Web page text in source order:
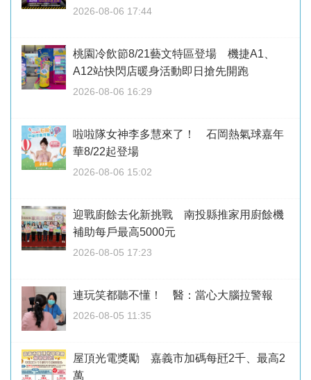
2026-08-06 17:44
桃園冷飲節8/21藝文特區登場 機捷A1、
A12站快閃店暖身活動即日搶先開跑
2026-08-06 16:29
啦啦隊女神李多慧來了！ 石岡熱氣球嘉年
華8/22起登場
2026-08-06 15:02
迎戰廚餘去化新挑戰 南投縣推家用廚餘機
補助每戶最高5000元
2026-08-05 17:23
連玩笑都聽不懂！ 醫：當心大腦拉警報
2026-08-05 11:35
屋頂光電獎勵 嘉義市加碼每瓩2千、最高2
萬